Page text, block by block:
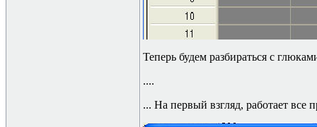
Теперь будем разбираться с
....
... На первый взгляд, работает все